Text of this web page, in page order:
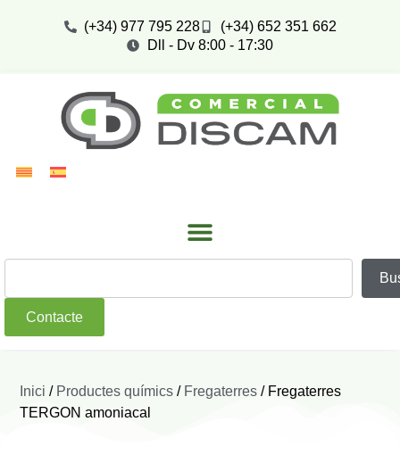
(+34) 977 795 228
(+34) 652 351 662
Dll - Dv 8:00 - 17:30
Contacte
Inici / Productes químics / Fregaterres / Fregaterres
TERGON amoniacal